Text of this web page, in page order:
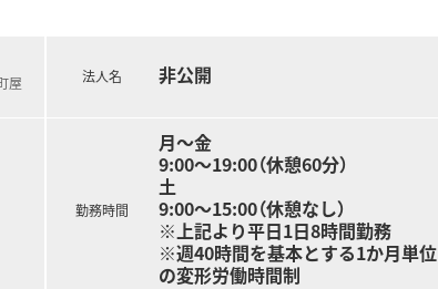
屋 法人名 非公開
勤務時間
月～金
9:00～19:00（休憩60分）
土
9:00～15:00（休憩なし）
※上記より平日1日8時間勤務
※週40時間を基本とする1か月単位
の変形労働時間制